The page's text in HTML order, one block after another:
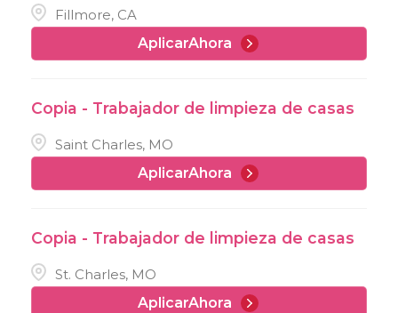
Fillmore, CA
AplicarAhora
Copia - Trabajador de limpieza de casas
Saint Charles, MO
AplicarAhora
Copia - Trabajador de limpieza de casas
St. Charles, MO
AplicarAhora